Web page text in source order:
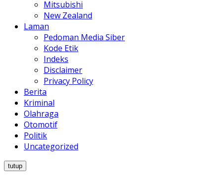
Mitsubishi
New Zealand
Laman
Pedoman Media Siber
Kode Etik
Indeks
Disclaimer
Privacy Policy
Berita
Kriminal
Olahraga
Otomotif
Politik
Uncategorized
tutup